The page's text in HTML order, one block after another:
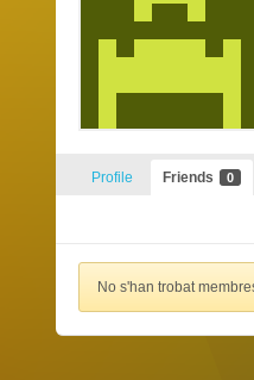
Profile Friends 0
No s'han trobat